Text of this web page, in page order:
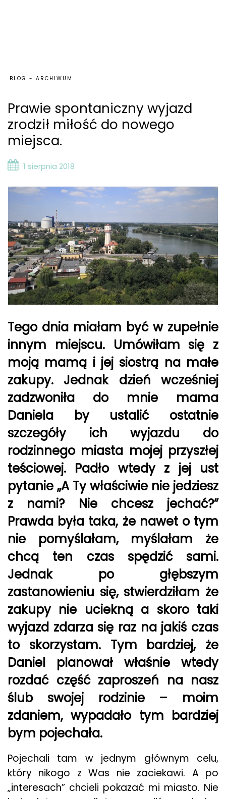
BLOG - ARCHIWUM
Prawie spontaniczny wyjazd
zrodził miłość do nowego
miejsca.
1 sierpnia 2018
Tego dnia miałam być w zupełnie
innym miejscu. Umówiłam się z
moją mamą i jej siostrą na małe
zakupy. Jednak dzień wcześniej
zadzwoniła do mnie mama
Daniela by ustalić ostatnie
szczegóły ich wyjazdu do
rodzinnego miasta mojej przyszłej
teściowej. Padło wtedy z jej ust
pytanie „A Ty właściwie nie jedziesz
z nami? Nie chcesz jechać?”
Prawda była taka, że nawet o tym
nie pomyślałam, myślałam że
chcą ten czas spędzić sami.
Jednak po głębszym
zastanowieniu się, stwierdziłam że
zakupy nie uciekną a skoro taki
wyjazd zdarza się raz na jakiś czas
to skorzystam. Tym bardziej, że
Daniel planował właśnie wtedy
rozdać część zaproszeń na nasz
ślub swojej rodzinie – moim
zdaniem, wypadało tym bardziej
bym pojechała.
Pojechali tam w jednym głównym celu,
który nikogo z Was nie zaciekawi. A po
„interesach” chcieli pokazać mi miasto. Nie